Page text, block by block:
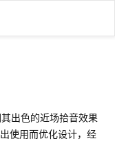
出色的近场拾音效果
使用而优化设计，经